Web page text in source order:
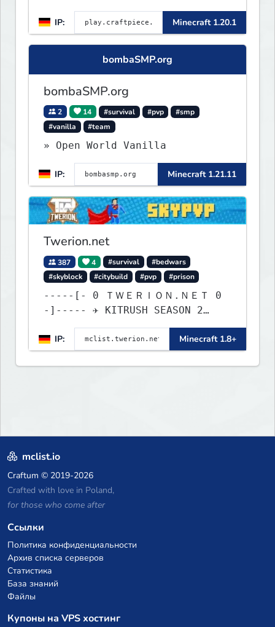
IP: Minecraft 1.20.1
bombaSMP.org
bombaSMP.org
2 14 #survival #pvp
#smp
#vanilla
#team
» Open World Vanilla
IP: Minecraft 1.21.11
Twerion.net
387 4 #survival
#bedwars
#skyblock
#citybuild #pvp #prison
-----[- 0 ＴＷＥＲＩＯＮ.ＮＥＴ 0
-]----- ✈ KITRUSH SEASON 2
RELEASE ✈ 1d, 1h, 30m
IP:
Minecraft 1.8+
mclist.io
Craftum © 2019-2026
Crafted with love in Poland,
for those who come after
Ссылки
Политика конфиденциальности
Архив списка серверов
Статистика
База знаний
Файлы
Купоны на VPS хостинг